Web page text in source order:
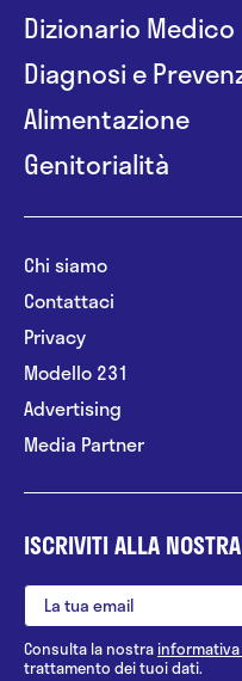
Dizionario Medico
Diagnosi e
Alimentazione
Genitorialità
Chi siamo
Contattaci
Privacy
Modello 231
Advertising
Media Partner
ISCRIVITI ALLA
Consulta la nostra
trattamento dei tuoi dati.